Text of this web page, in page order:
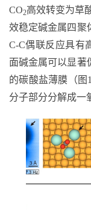
CO2高效转变为草
效稳定碱金属四聚
C-C偶联反应具有
面碱金属可以显著
的碳酸盐薄膜（图
分子部分分解成一